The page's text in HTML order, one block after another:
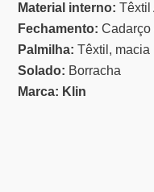
Material interno: Têxtil
Fechamento: Cadarço
Palmilha: Têxtil, macia
Solado: Borracha
Marca: Klin